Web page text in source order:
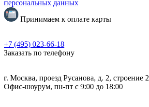
персональных данных
Принимаем к оплате карты
+7 (495) 023-66-18
Заказать по телефону
г. Москва, проезд Русанова, д. 2, строение 2
Офис-шоурум, пн-пт с 9:00 до 18:00